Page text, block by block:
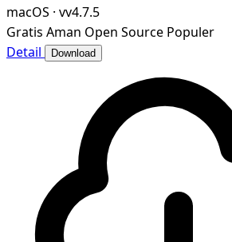
macOS · vv4.7.5
Gratis Aman Open Source Populer
Detail
Download